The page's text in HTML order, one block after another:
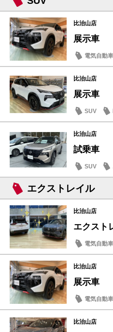
比治山店
展示車
電気自動
比治山店
展示車
SUV
比治山店
試乗車
SUV
エクストレイル
比治山店
エクスト
電気自動
比治山店
展示車
電気自動
比治山店